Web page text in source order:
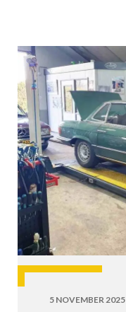
5 NOVEMBER 2025